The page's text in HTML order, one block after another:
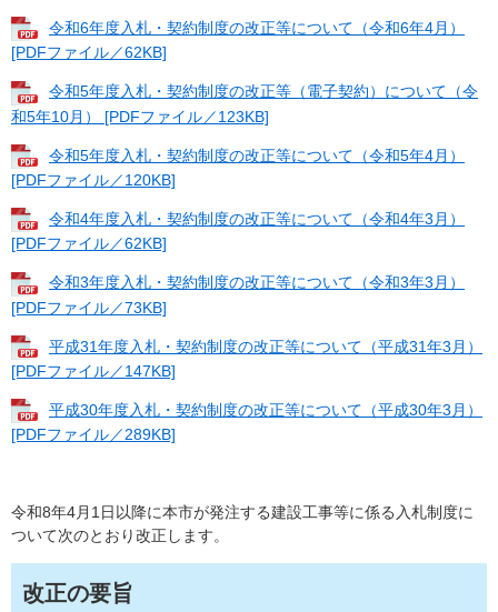
令和6年度入札・契約制度の改正等について（令和6年4月）
[PDFファイル／62KB]
令和5年度入札・契約制度の改正等（電子契約）について（令
和5年10月） [PDFファイル／123KB]
令和5年度入札・契約制度の改正等について（令和5年4月）
[PDFファイル／120KB]
令和4年度入札・契約制度の改正等について（令和4年3月）
[PDFファイル／62KB]
令和3年度入札・契約制度の改正等について（令和3年3月）
[PDFファイル／73KB]
平成31年度入札・契約制度の改正等について（平成31年3月）
[PDFファイル／147KB]
平成30年度入札・契約制度の改正等について（平成30年3月）
[PDFファイル／289KB]
令和8年4月1日以降に本市が発注する建設工事等に係る入札制度に
ついて次のとおり改正します。
改正の要旨